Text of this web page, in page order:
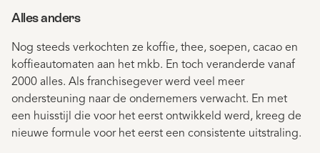
Alles anders
Nog steeds verkochten ze koffie, thee, soepen, cacao en
koffieautomaten aan het mkb. En toch veranderde vanaf
2000 alles. Als franchisegever werd veel meer
ondersteuning naar de ondernemers verwacht. En met
een huisstijl die voor het eerst ontwikkeld werd, kreeg de
nieuwe formule voor het eerst een consistente uitstraling.